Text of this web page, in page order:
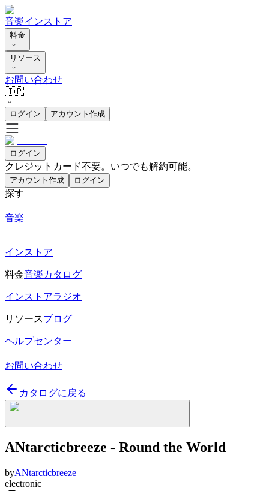
音楽インストア
料金
リソース
お問い合わせ
🇯🇵
ログイン アカウント作成
ログイン
クレジットカード不要。いつでも解約可能。
アカウント作成 ログイン
探す
音楽
インストア
料金音楽カタログ
インストアラジオ
リソースブログ
ヘルプセンター
お問い合わせ
カタログに戻る
ANtarcticbreeze - Round the World
byANtarcticbreeze
electronic